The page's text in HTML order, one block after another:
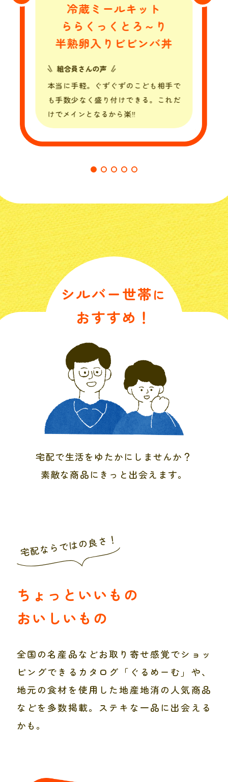
冷蔵ミールキット
ららくっく とろ～り
半熟卵入りビビンバ丼
組合員さんの声
本当に手軽。ぐずぐずのこども相手で
も手数少なく盛り付けできる。これだ
けでメインとなるから楽‼︎
シルバー世帯に
おすすめ！
宅配で生活をゆたかにしませんか？
素敵な商品にきっと出会えます。
宅配ならではの良さ！
ちょっといいもの
おいしいもの
全国の名産品などお取り寄せ感覚でショッ
ピングできるカタログ「ぐるめーむ」や、
地元の食材を使用した地産地消の人気商品
などを多数掲載。ステキな一品に出会える
かも。